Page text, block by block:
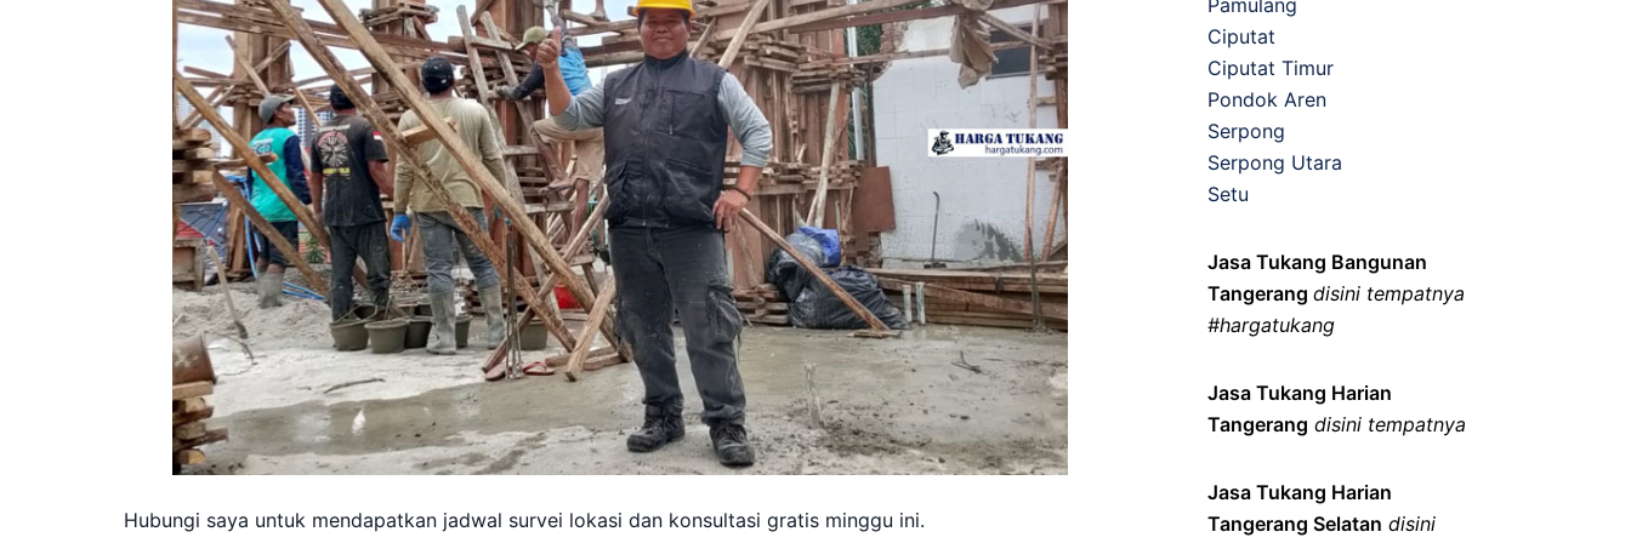
Hubungi saya untuk mendapatkan jadwal survei lokasi dan konsultasi gratis minggu ini.
Ciputat
Ciputat Timur
Pondok Aren
Serpong
Serpong Utara
Setu
Jasa Tukang Bangunan
Tangerang disini tempatnya
#hargatukang
Jasa Tukang Harian
Tangerang disini tempatnya
Jasa Tukang Harian
Tangerang Selatan disini